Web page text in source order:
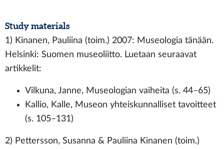
Study materials
1) Kinanen, Pauliina (toim.) 2007: Museologia tänään.
Helsinki: Suomen museoliitto. Luetaan seuraavat
artikkelit:
Vilkuna, Janne, Museologian vaiheita (s. 44–65)
Kallio, Kalle, Museon yhteiskunnalliset tavoitteet
(s. 105–131)
2) Pettersson, Susanna & Pauliina Kinanen (toim.)